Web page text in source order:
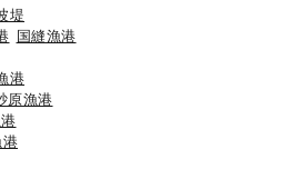
堤
国縫漁港
港
原漁港
港